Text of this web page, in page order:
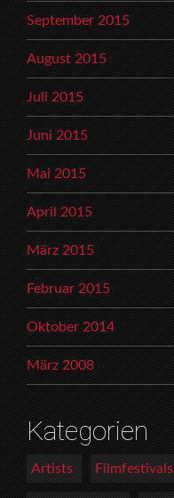
September 2015
August 2015
Juli 2015
Juni 2015
Mai 2015
April 2015
März 2015
Februar 2015
Oktober 2014
März 2008
Kategorien
Artists Filmfestivals